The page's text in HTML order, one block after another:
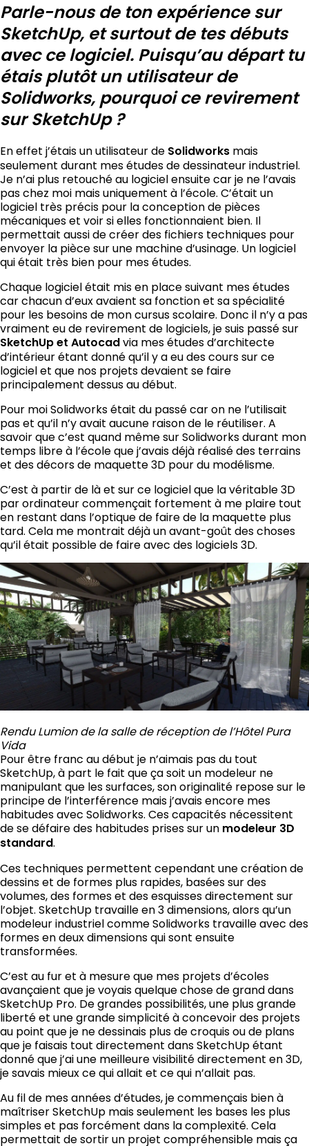
Parle-nous de ton expérience sur
SketchUp, et surtout de tes débuts
avec ce logiciel. Puisqu’au départ tu
étais plutôt un utilisateur de
Solidworks, pourquoi ce revirement
sur SketchUp ?
En effet j’étais un utilisateur de Solidworks mais
seulement durant mes études de dessinateur industriel.
Je n’ai plus retouché au logiciel ensuite car je ne l’avais
pas chez moi mais uniquement à l’école. C’était un
logiciel très précis pour la conception de pièces
mécaniques et voir si elles fonctionnaient bien. Il
permettait aussi de créer des fichiers techniques pour
envoyer la pièce sur une machine d’usinage. Un logiciel
qui était très bien pour mes études.
Chaque logiciel était mis en place suivant mes études
car chacun d’eux avaient sa fonction et sa spécialité
pour les besoins de mon cursus scolaire. Donc il n’y a pas
vraiment eu de revirement de logiciels, je suis passé sur
SketchUp et Autocad via mes études d’architecte
d’intérieur étant donné qu’il y a eu des cours sur ce
logiciel et que nos projets devaient se faire
principalement dessus au début.
Pour moi Solidworks était du passé car on ne l’utilisait
pas et qu’il n’y avait aucune raison de le réutiliser. A
savoir que c’est quand même sur Solidworks durant mon
temps libre à l’école que j’avais déjà réalisé des terrains
et des décors de maquette 3D pour du modélisme.
C’est à partir de là et sur ce logiciel que la véritable 3D
par ordinateur commençait fortement à me plaire tout
en restant dans l’optique de faire de la maquette plus
tard. Cela me montrait déjà un avant-goût des choses
qu’il était possible de faire avec des logiciels 3D.
Rendu Lumion de la salle de réception de l’Hôtel Pura
Vida
Pour être franc au début je n’aimais pas du tout
SketchUp, à part le fait que ça soit un modeleur ne
manipulant que les surfaces, son originalité repose sur le
principe de l’interférence mais j’avais encore mes
habitudes avec Solidworks. Ces capacités nécessitent
de se défaire des habitudes prises sur un modeleur 3D
standard.
Ces techniques permettent cependant une création de
dessins et de formes plus rapides, basées sur des
volumes, des formes et des esquisses directement sur
l’objet. SketchUp travaille en 3 dimensions, alors qu’un
modeleur industriel comme Solidworks travaille avec des
formes en deux dimensions qui sont ensuite
transformées.
C’est au fur et à mesure que mes projets d’écoles
avançaient que je voyais quelque chose de grand dans
SketchUp Pro. De grandes possibilités, une plus grande
liberté et une grande simplicité à concevoir des projets
au point que je ne dessinais plus de croquis ou de plans
que je faisais tout directement dans SketchUp étant
donné que j’ai une meilleure visibilité directement en 3D,
je savais mieux ce qui allait et ce qui n’allait pas.
Au fil de mes années d’études, je commençais bien à
maîtriser SketchUp mais seulement les bases les plus
simples et pas forcément dans la complexité. Cela
permettait de sortir un projet compréhensible mais ça